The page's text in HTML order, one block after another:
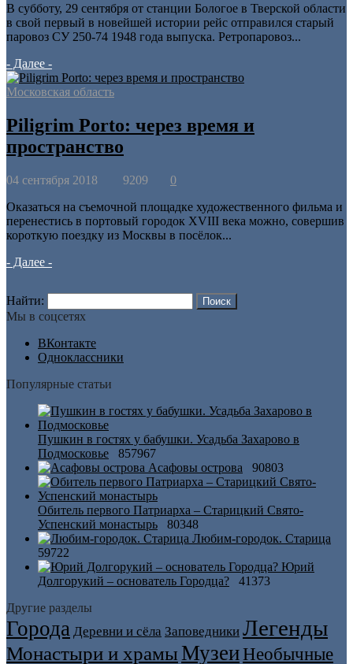
В субботу, 29 сентября от станции Бологое в Тверской области
в свой первый в новейшей истории рейс отправился старый
паровоз СУ 250-74 1948 года выпуска. Ретропаровоз...
- Далее -
Московская область
Piligrim Porto: через время и
пространство
04 сентября 2018 9209 0
Оказаться на съемочной площадке художественного фильма и
перенестись в портовый городок XVIII века можно, совершив
короткую поездку из Москвы в посёлок...
- Далее -
Найти:
Мы в соцсетях
ВКонтакте
Одноклассники
Популярные статьи
Пушкин в гостях у бабушки. Усадьба Захарово в
Подмосковье
857967
Асафовы острова
90803
Обитель первого Патриарха – Старицкий Свято-
Успенский монастырь
80348
Любим-городок. Старица
59722
Юрий
Долгорукий – основатель Городца?
41373
Другие разделы
Города Деревни и сёла Заповедники Легенды
Монастыри и храмы МузеиНеобычные